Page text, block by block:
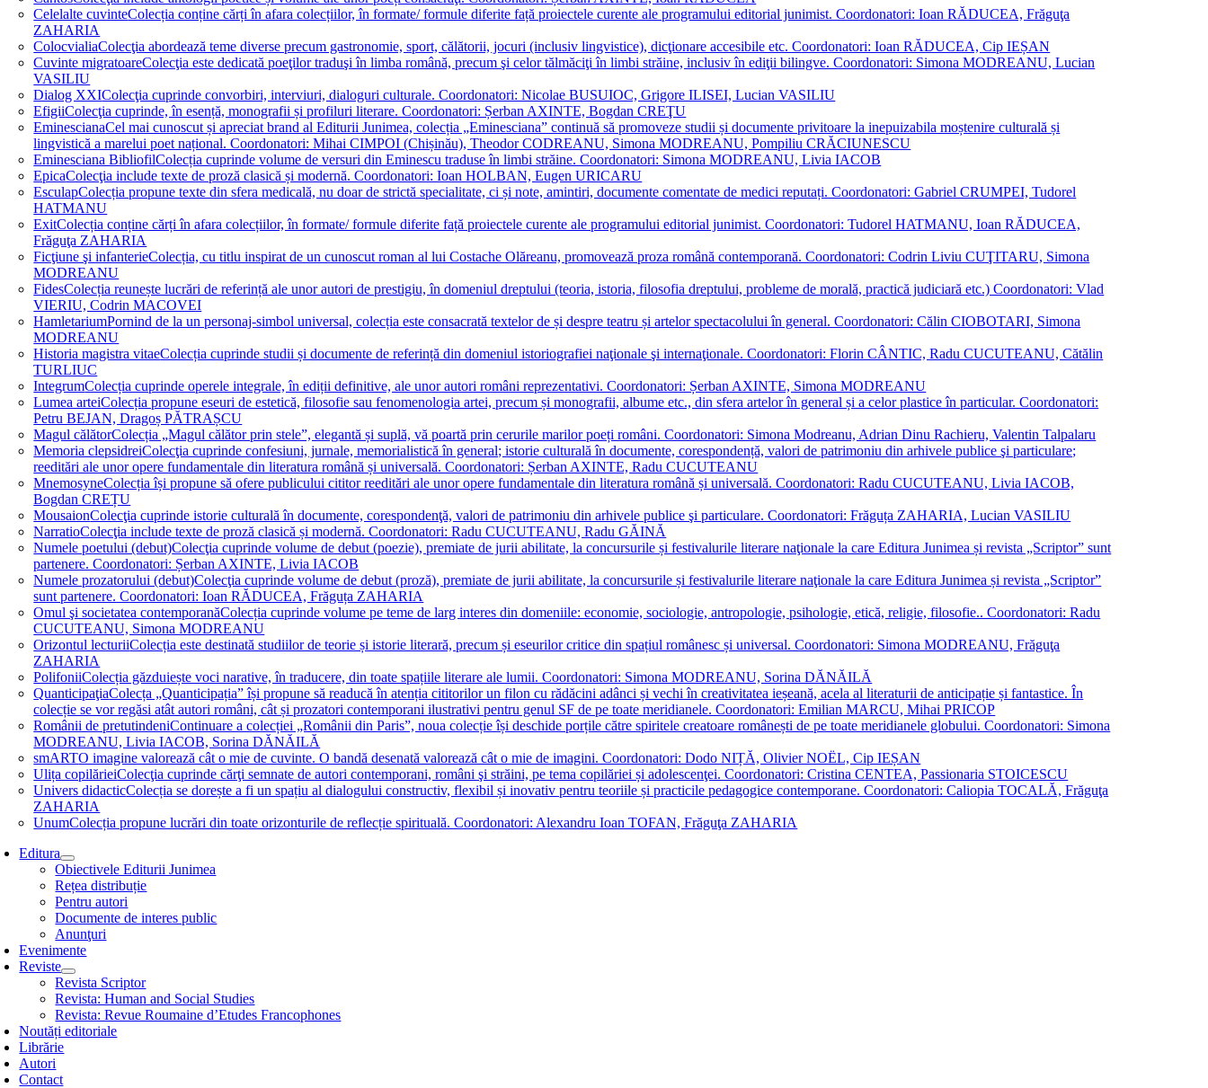
Celelalte cuvinteColecția conține cărți în afara colecțiilor, în formate/ formule diferite față proiectele curente ale programului editorial junimist. Coordonatori: Ioan RĂDUCEA, Frăguţa
ZAHARIA
ColocvialiaColecţia abordează teme diverse precum gastronomie, sport, călătorii, jocuri (inclusiv lingvistice), dicţionare accesibile etc. Coordonatori: Ioan RĂDUCEA, Cip IEȘAN
Cuvinte migratoareColecţia este dedicată poeţilor traduşi în limba română, precum şi celor tălmăciţi în limbi străine, inclusiv în ediţii bilingve. Coordonatori: Simona MODREANU, Lucian
VASILIU
Dialog XXIColecţia cuprinde convorbiri, interviuri, dialoguri culturale. Coordonatori: Nicolae BUSUIOC, Grigore ILISEI, Lucian VASILIU
EfigiiColecţia cuprinde, în esență, monografii și profiluri literare. Coordonatori: Șerban AXINTE, Bogdan CREŢU
EminescianaCel mai cunoscut și apreciat brand al Editurii Junimea, colecția „Eminesciana” continuă să promoveze studii și documente privitoare la inepuizabila moștenire culturală și
lingvistică a marelui poet național. Coordonatori: Mihai CIMPOI (Chișinău), Theodor CODREANU, Simona MODREANU, Pompiliu CRĂCIUNESCU
Eminesciana BibliofilColecția cuprinde volume de versuri din Eminescu traduse în limbi străine. Coordonatori: Simona MODREANU, Livia IACOB
EpicaColecţia include texte de proză clasică și modernă. Coordonatori: Ioan HOLBAN, Eugen URICARU
EsculapColecția propune texte din sfera medicală, nu doar de strictă specialitate, ci și note, amintiri, documente comentate de medici reputați. Coordonatori: Gabriel CRUMPEI, Tudorel
HATMANU
ExitColecția conține cărți în afara colecțiilor, în formate/ formule diferite față proiectele curente ale programului editorial junimist. Coordonatori: Tudorel HATMANU, Ioan RĂDUCEA,
Frăguţa ZAHARIA
Ficţiune şi infanterieColecția, cu titlu inspirat de un cunoscut roman al lui Costache Olăreanu, promovează proza română contemporană. Coordonatori: Codrin Liviu CUŢITARU, Simona
MODREANU
FidesColecția reunește lucrări de referință ale unor autori de prestigiu, în domeniul dreptului (teoria, istoria, filosofia dreptului, probleme de morală, practică judiciară etc.) Coordonatori: Vlad
VIERIU, Codrin MACOVEI
HamletariumPornind de la un personaj-simbol universal, colecția este consacrată textelor de și despre teatru și artelor spectacolului în general. Coordonatori: Călin CIOBOTARI, Simona
MODREANU
Historia magistra vitaeColecția cuprinde studii și documente de referință din domeniul istoriografiei naţionale şi internaţionale. Coordonatori: Florin CÂNTIC, Radu CUCUTEANU, Cătălin
TURLIUC
IntegrumColecția cuprinde operele integrale, în ediții definitive, ale unor autori români reprezentativi. Coordonatori: Șerban AXINTE, Simona MODREANU
Lumea arteiColecția propune eseuri de estetică, filosofie sau fenomenologia artei, precum și monografii, albume etc., din sfera artelor în general și a celor plastice în particular. Coordonatori:
Petru BEJAN, Dragoș PĂTRAȘCU
Magul călătorColecția „Magul călător prin stele”, elegantă și suplă, vă poartă prin cerurile marilor poeți români. Coordonatori: Simona Modreanu, Adrian Dinu Rachieru, Valentin Talpalaru
Memoria clepsidreiColecţia cuprinde confesiuni, jurnale, memorialistică în general; istorie culturală în documente, corespondență, valori de patrimoniu din arhivele publice şi particulare;
reeditări ale unor opere fundamentale din literatura română și universală. Coordonatori: Șerban AXINTE, Radu CUCUTEANU
MnemosyneColecția își propune să ofere publicului cititor reeditări ale unor opere fundamentale din literatura română și universală. Coordonatori: Radu CUCUTEANU, Livia IACOB,
Bogdan CREȚU
MousaionColecţia cuprinde istorie culturală în documente, corespondenţă, valori de patrimoniu din arhivele publice şi particulare. Coordonatori: Frăguța ZAHARIA, Lucian VASILIU
NarratioColecţia include texte de proză clasică și modernă. Coordonatori: Radu CUCUTEANU, Radu GĂINĂ
Numele poetului (debut)Colecţia cuprinde volume de debut (poezie), premiate de jurii abilitate, la concursurile și festivalurile literare naţionale la care Editura Junimea și revista „Scriptor” sunt
partenere. Coordonatori: Șerban AXINTE, Livia IACOB
Numele prozatorului (debut)Colecţia cuprinde volume de debut (proză), premiate de jurii abilitate, la concursurile și festivalurile literare naţionale la care Editura Junimea și revista „Scriptor”
sunt partenere. Coordonatori: Ioan RĂDUCEA, Frăguța ZAHARIA
Omul şi societatea contemporanăColecția cuprinde volume pe teme de larg interes din domeniile: economie, sociologie, antropologie, psihologie, etică, religie, filosofie.. Coordonatori: Radu
CUCUTEANU, Simona MODREANU
Orizontul lecturiiColecția este destinată studiilor de teorie și istorie literară, precum și eseurilor critice din spațiul românesc și universal. Coordonatori: Simona MODREANU, Frăguţa
ZAHARIA
PolifoniiColecția găzduiește voci narative, în traducere, din toate spațiile literare ale lumii. Coordonatori: Simona MODREANU, Sorina DĂNĂILĂ
QuanticipaţiaColecța „Quanticipația” își propune să readucă în atenția cititorilor un filon cu rădăcini adânci și vechi în creativitatea ieșeană, acela al literaturii de anticipație și fantastice. În
colecție se vor regăsi atât autori români, cât și prozatori contemporani ilustrativi pentru genul SF de pe toate meridianele. Coordonatori: Emilian MARCU, Mihai PRICOP
Românii de pretutindeniContinuare a colecției „Românii din Paris”, noua colecție își deschide porțile către spiritele creatoare românești de pe toate meridianele globului. Coordonatori: Simona
MODREANU, Livia IACOB, Sorina DĂNĂILĂ
smARTO imagine valorează cât o mie de cuvinte. O bandă desenată valorează cât o mie de imagini. Coordonatori: Dodo NIȚĂ, Olivier NOËL, Cip IEȘAN
Ulița copilărieiColecţia cuprinde cărţi semnate de autori contemporani, români şi străini, pe tema copilăriei și adolescenţei. Coordonatori: Cristina CENTEA, Passionaria STOICESCU
Univers didacticColecția se dorește a fi un spațiu al dialogului constructiv, flexibil și inovativ pentru teoriile și practicile pedagogice contemporane. Coordonatori: Caliopia TOCALĂ, Frăguţa
ZAHARIA
UnumColecția propune lucrări din toate orizonturile de reflecție spirituală. Coordonatori: Alexandru Ioan TOFAN, Frăguţa ZAHARIA
Editura
Obiectivele Editurii Junimea
Rețea distribuție
Pentru autori
Documente de interes public
Anunţuri
Evenimente
Reviste
Revista Scriptor
Revista: Human and Social Studies
Revista: Revue Roumaine d’Etudes Francophones
Noutăți editoriale
Librărie
Autori
Contact